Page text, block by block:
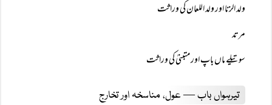
ولد الزنا اور ولد اللعان کی وراثت
مرتد
سوتیلے ماں باپ اور متبنیٰ کی وراثت
تیرہواں باب — عول، مناسخہ اور تخارج